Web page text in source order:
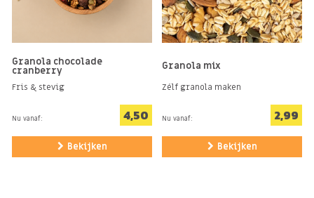
Granola chocolade
cranberry
Fris & stevig
Nu vanaf: 4,50
Bekijken
Granola mix
Zélf granola maken
Nu vanaf: 2,99
Bekijken